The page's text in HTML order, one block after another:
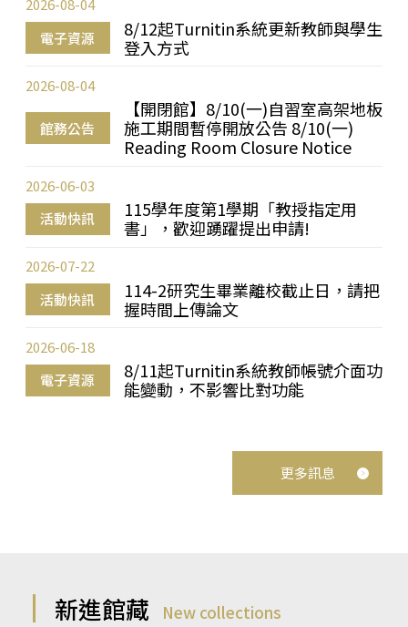
電子資源
8/12起Turnitin系統更新教師與學生
登入方式
2026-08-04
館務公告
【開閉館】8/10(一)自習室高架地板
施工期間暫停開放公告 8/10(一)
Reading Room Closure Notice
2026-08-04
活動快訊
115學年度第1學期「教授指定用
書」，歡迎踴躍提出申請!
2026-06-03
活動快訊
114-2研究生畢業離校截止日，請把
握時間上傳論文
2026-07-22
電子資源
8/11起Turnitin系統教師帳號介面功
能變動，不影響比對功能
2026-06-18
更多訊息
新進館藏 New collections